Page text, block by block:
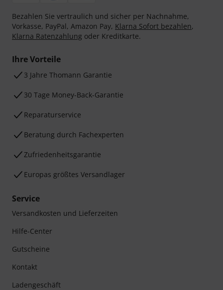
Bezahlen Sie vertraulich und sicher per Nachnahme,
Vorkasse, PayPal, Amazon Pay, Klarna Sofort bezahlen,
Klarna Ratenzahlung oder Kreditkarte.
Ihre Vorteile
3 Jahre Thomann Garantie
30 Tage Money-Back-Garantie
Reparaturservice
Beratung durch Fachexperten
Zufriedenheitsgarantie
Europas größtes Versandlager
Service
Versandkosten und Lieferzeiten
Hilfe-Center
Gutscheine
Kontakt
Ladengeschäft